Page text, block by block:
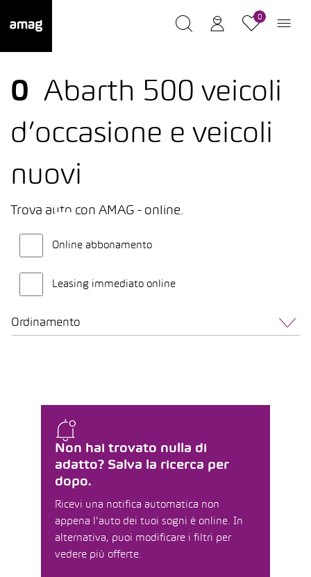
0
0 Abarth 500 veicoli
d’occasione e veicoli
nuovi
Trova auto con AMAG - online.
Online abbonamento
Leasing immediato online
Ordinamento
Non hai trovato nulla di
adatto? Salva la ricerca per
dopo.
Ricevi una notifica automatica non
appena l'auto dei tuoi sogni è online. In
alternativa, puoi modificare i filtri per
vedere più offerte.